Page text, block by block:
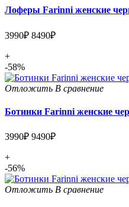
Лоферы Farinni женские
3990₽ 8490₽
+
-58%
Отложить В сравнение
Ботинки Farinni женские
3990₽ 9490₽
+
-56%
Отложить В сравнение